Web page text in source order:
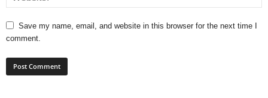
Save my name, email, and website in this browser for the next time I
comment.